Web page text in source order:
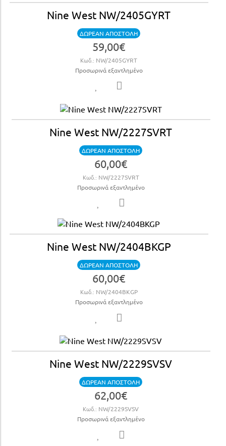
Nine West NW/2405GYRT
ΔΩΡΕΑΝ ΑΠΟΣΤΟΛΗ
59,00€
Κωδ.: NW/2405GYRT
Προσωρινά εξαντλημένο
Nine West NW/2227SVRT
ΔΩΡΕΑΝ ΑΠΟΣΤΟΛΗ
60,00€
Κωδ.: NW/2227SVRT
Προσωρινά εξαντλημένο
Nine West NW/2404BKGP
ΔΩΡΕΑΝ ΑΠΟΣΤΟΛΗ
60,00€
Κωδ.: NW/2404BKGP
Προσωρινά εξαντλημένο
Nine West NW/2229SVSV
ΔΩΡΕΑΝ ΑΠΟΣΤΟΛΗ
62,00€
Κωδ.: NW/2229SVSV
Προσωρινά εξαντλημένο